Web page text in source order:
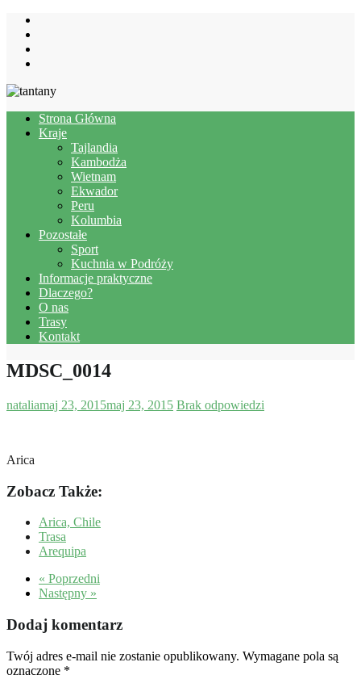
Strona Główna
Kraje
Tajlandia
Kambodża
Wietnam
Ekwador
Peru
Kolumbia
Pozostałe
Sport
Kuchnia w Podróży
Informacje praktyczne
Dlaczego?
O nas
Trasy
Kontakt
MDSC_0014
nataliamaj 23, 2015maj 23, 2015 Brak odpowiedzi
Arica
Zobacz Także:
Arica, Chile
Trasa
Arequipa
« Poprzedni
Następny »
Dodaj komentarz
Twój adres e-mail nie zostanie opublikowany. Wymagane pola są
oznaczone *